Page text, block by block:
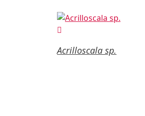
Acrilloscala sp.